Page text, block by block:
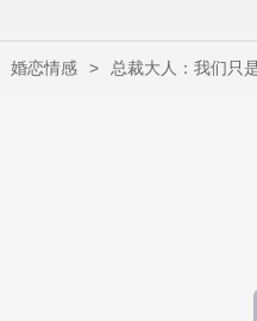
婚恋情感 > 总裁大人：我们只